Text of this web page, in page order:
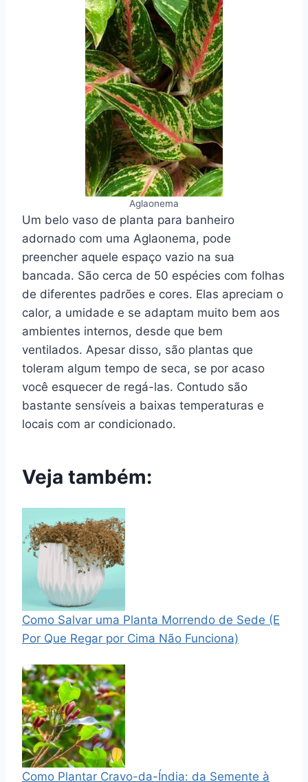
Aglaonema
Um belo vaso de planta para banheiro
adornado com uma Aglaonema, pode
preencher aquele espaço vazio na sua
bancada. São cerca de 50 espécies com folhas
de diferentes padrões e cores. Elas apreciam o
calor, a umidade e se adaptam muito bem aos
ambientes internos, desde que bem
ventilados. Apesar disso, são plantas que
toleram algum tempo de seca, se por acaso
você esquecer de regá-las. Contudo são
bastante sensíveis a baixas temperaturas e
locais com ar condicionado.
Veja também:
Como Salvar uma Planta Morrendo de Sede (E
Por Que Regar por Cima Não Funciona)
Como Plantar Cravo-da-Índia: da Semente à